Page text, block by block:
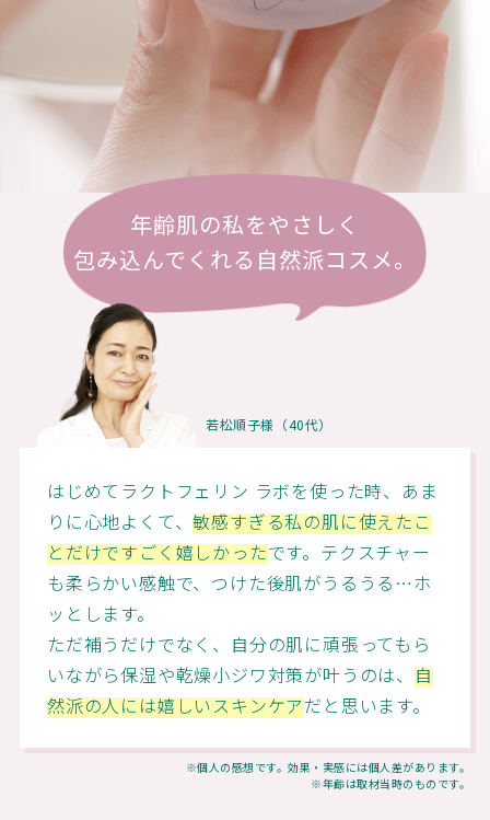
年齢肌の私をやさしく
包み込んでくれる自然派コスメ。
若松順子様（40代）
はじめてラクトフェリン ラボを使った時、あま
りに心地よくて、敏感すぎる私の肌に使えたこ
とだけですごく嬉しかったです。テクスチャー
も柔らかい感触で、つけた後肌がうるうる…ホ
ッとします。
ただ補うだけでなく、自分の肌に頑張ってもら
いながら保湿や乾燥小ジワ対策が叶うのは、 自
然派の人には嬉しいスキンケアだと思います。
※個人の感想です。効果・実感には個人差があります。
※年齢は取材当時のものです。